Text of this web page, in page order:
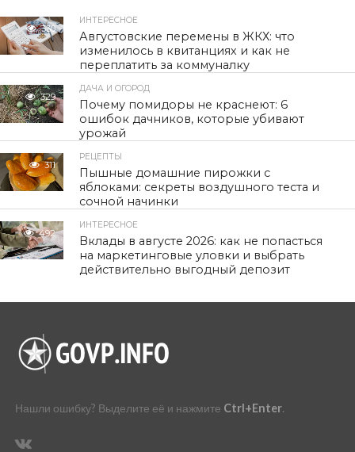
330
ИНТЕРЕСНОЕ
Августовские перемены в ЖКХ: что
изменилось в квитанциях и как не
переплатить за коммуналку
329
ДАЧА И ОГОРОД
Почему помидоры не краснеют: 6
ошибок дачников, которые убивают
урожай
311
РЕЦЕПТЫ
Пышные домашние пирожки с
яблоками: секреты воздушного теста и
сочной начинки
492
ИНТЕРЕСНОЕ
Вклады в августе 2026: как не попасться
на маркетинговые уловки и выбрать
действительно выгодный депозит
Нашли ошибку? Выделите её и нажмите Ctrl+Enter.